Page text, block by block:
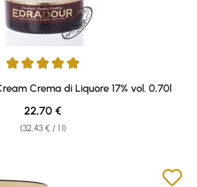
out of 5 stars
Crema di Liquore 17% vol. 0,70l
(32,43 € / 1 l)
Regular price:
22,70 €